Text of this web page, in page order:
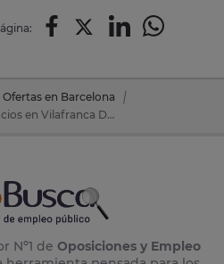
Ofertas en Barcelona
Oposiciones de Personal de Oficios en Vilafranca Del Penedes (Barcelona)
Nº1 de Oposiciones y Empleo